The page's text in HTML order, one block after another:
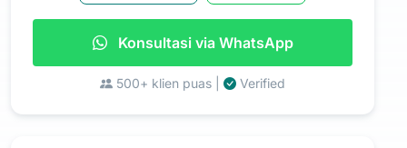
Konsultasi via WhatsApp
500+ klien puas | Verified